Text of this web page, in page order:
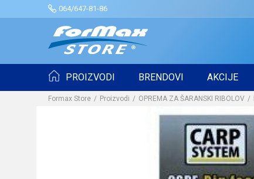
064/647-81-86
PROIZVODI BRENDOVI AKCIJE
Formax Store Proizvodi OPREMA ZA ŠARANSKI RIBOLOV